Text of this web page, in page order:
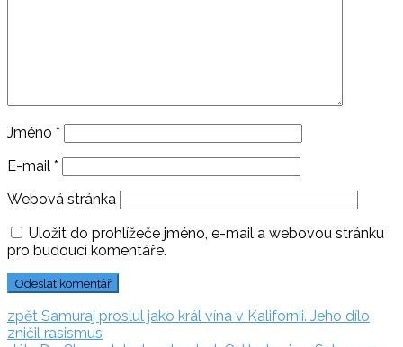
Jméno *
E-mail *
Webová stránka
Uložit do prohlížeče jméno, e-mail a webovou stránku
pro budoucí komentáře.
Navigace
zpět zpět:
Samuraj proslul jako král vína v Kalifornii. Jeho dílo
zničil rasismus